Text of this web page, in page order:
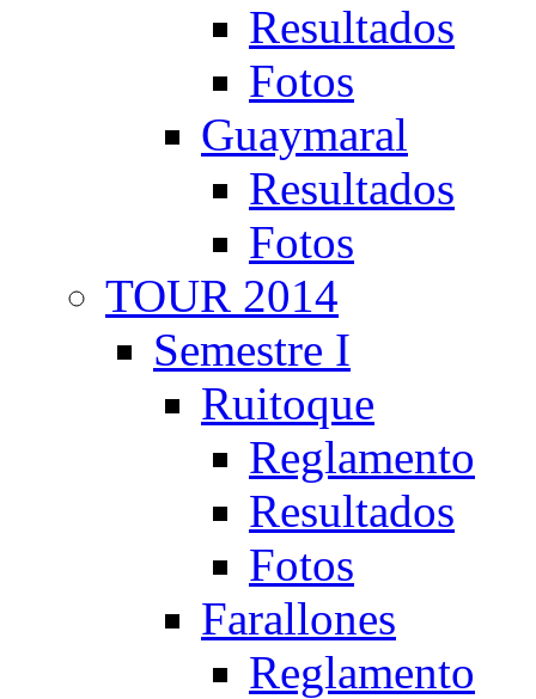
Resultados
Fotos
Guaymaral
Resultados
Fotos
TOUR 2014
Semestre I
Ruitoque
Reglamento
Resultados
Fotos
Farallones
Reglamento